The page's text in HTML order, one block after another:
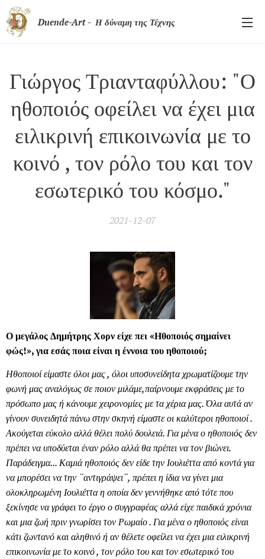
Duende-Art - Η δύναμη της Τέχνης
Γιώργος Τριανταφύλλου: "Ο
ηθοποιός οφείλει να έχει μια
ειλικρινή επικοινωνία με το
κοινό , τον ρόλο του και τον
εσωτερικό του κόσμο."
2021-12-07
Ο μεγάλος Δημήτρης Χορν είχε πει «Ηθοποιός σημαίνει
φώς!», για εσάς ποια είναι η έννοια του ηθοποιού;
Ηθοποιοί είμαστε όλοι μας , όλοι υποσυνείδητα χρωματίζουμε την
φωνή μας αναλόγως σε ποιον μιλάμε,παίρνουμε εκφράσεις με το
πρόσωπο μας ή κάνουμε χειρονομίες με τα χέρια μας. Όλα αυτά αν
γίνουν συνειδητά πάνω στην σκηνή είμαστε οι καλύτεροι ηθοποιοί .
Ακούγεται εύκολο αλλά θέλει πολύ δουλειά. Για μένα ο ηθοποιός δεν
πρέπει να υποδύεται έναν ρόλο αλλά θα πρέπει να τον βιώνει.
Παράδειγμα... Καμιά ηθοποιός δεν είδε την Ιουλιέττα από κοντά για
να μπορέσει να την ¨αντιγράψει¨, πρέπει η ίδια να γίνει μια
ολοκληρωμένη Ιουλιέττα η οποία δεν γεννήθηκε από τότε που
ξεκίνησε να γράφει το έργο ο συγγραφέας αλλά είχε παιδικά χρόνια
και μια ζωή πριν γνωρίσει τον Ρωμαίο . Για μένα ο ηθοποιός είναι
κάτι ζωντανό και αληθινό ή αν θέλετε οφείλει να έχει μια ειλικρινή
επικοινωνία με το κοινό , τον ρόλο του και τον εσωτερικό του